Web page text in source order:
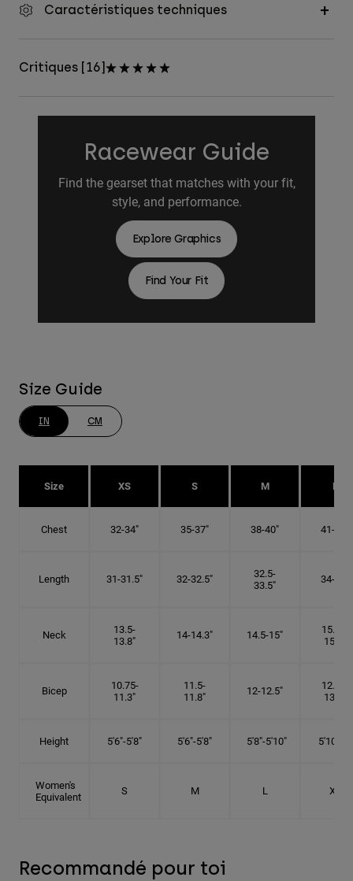
Caractéristiques techniques
Critiques [16]
Racewear Guide
Find the gearset that matches with your fit,
style, and performance.
Explore Graphics
Find Your Fit
Size Guide
IN CM
Size XS S M L
Chest 32-34" 35-37" 38-40" 41-43"
Length 31-31.5" 32-32.5"
32.5-
33.5"
34-35"
Neck
13.5-
13.8"
14-14.3" 14.5-15"
15.25-
15.5"
Bicep
10.75-
11.3"
11.5-
11.8"
12-12.5"
12.75-
13.3"
Height 5'6"-5'8" 5'6"-5'8" 5'8"-5'10" 5'10"- 6'
Women's
Equivalent
S M L XL
Recommandé pour toi